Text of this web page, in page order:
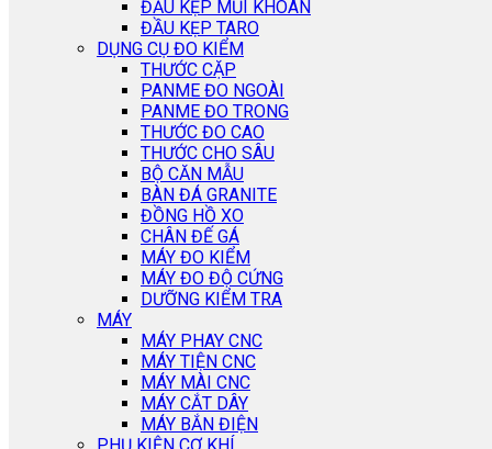
ĐẦU KẸP MŨI KHOAN
ĐẦU KẸP TARO
DỤNG CỤ ĐO KIỂM
THƯỚC CẶP
PANME ĐO NGOÀI
PANME ĐO TRONG
THƯỚC ĐO CAO
THƯỚC CHO SÂU
BỘ CĂN MẪU
BÀN ĐÁ GRANITE
ĐỒNG HỒ XO
CHÂN ĐẾ GÁ
MÁY ĐO KIỂM
MÁY ĐO ĐỘ CỨNG
DƯỠNG KIỂM TRA
MÁY
MÁY PHAY CNC
MÁY TIỆN CNC
MÁY MÀI CNC
MÁY CẮT DÂY
MÁY BẮN ĐIỆN